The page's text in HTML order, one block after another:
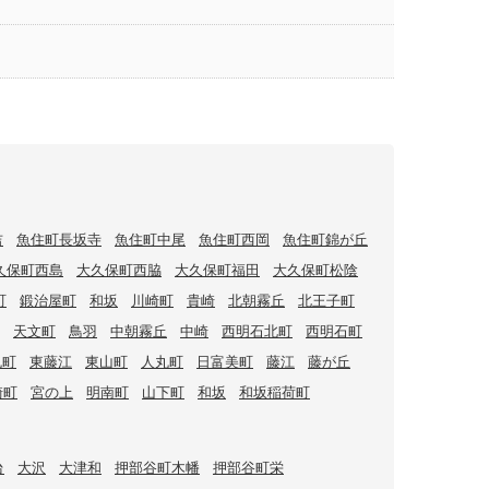
魚住町長坂寺 魚住町中尾 魚住町西岡
魚住町錦が丘
保町西島
大久保町西脇 大久保町福田
大久保町松陰
鍛治屋町 和坂 川崎町 貴崎 北朝霧丘
北王子町
天文町
鳥羽 中朝霧丘 中崎 西明石北町
西明石町
東藤江 東山町 人丸町 日富美町 藤江
藤が丘
町
宮の上 明南町 山下町 和坂 和坂稲荷町
大沢 大津和 押部谷町木幡
押部谷町栄